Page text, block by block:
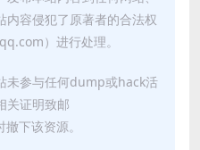
内容侵犯了原著者的合法权
）进行处理。
未参与任何dump或hack活
关证明致邮
下该资源。